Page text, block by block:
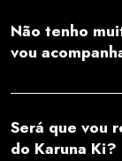
Não tenho
vou
Será que vou
do Karuna Ki?